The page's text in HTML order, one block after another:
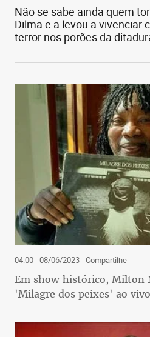
Não se sabe ainda quem
Dilma e a levou a vivenciar
terror nos porões da
04:00 - 08/06/2023- Compartilhe
Em show histórico, Milton
'Milagre dos peixes' ao vivo